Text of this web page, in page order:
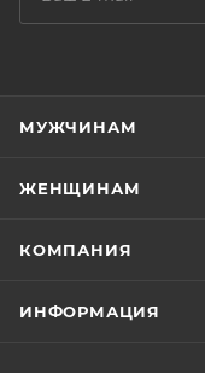
МУЖЧИНАМ
ЖЕНЩИНАМ
КОМПАНИЯ
ИНФОРМАЦИЯ